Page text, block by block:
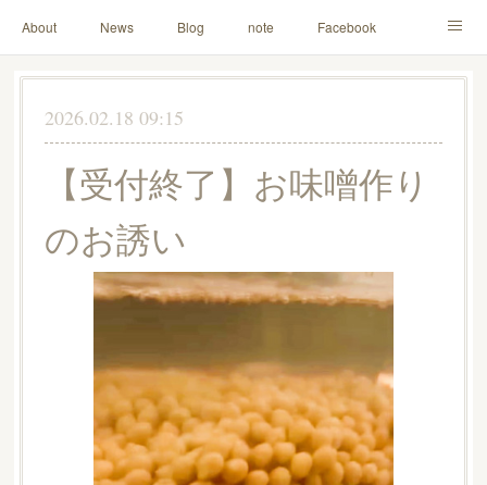
About News Blog note Facebook
Instagram Lesson Menu Schedule Contact
2026.02.18 09:15
【受付終了】お味噌作り
のお誘い